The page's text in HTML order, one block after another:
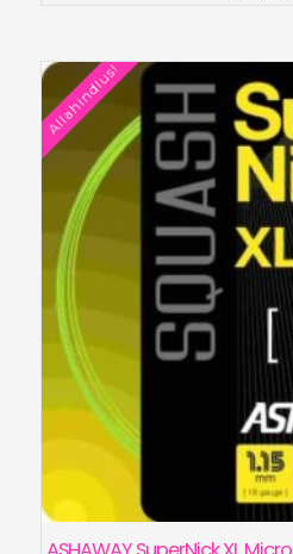
Allahindlus!